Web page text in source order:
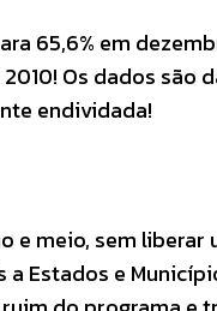
65,6% em
Os dados são
endividada!
meio, sem liberar
Estados e